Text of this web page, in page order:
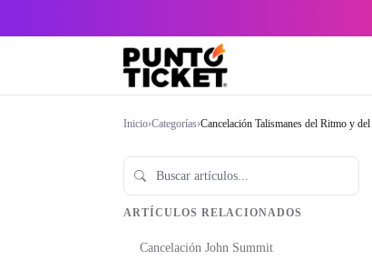
Inicio›Categorías›Cancelación Talismanes del Ritmo y
ARTÍCULOS RELACIONADOS
Cancelación John Summit